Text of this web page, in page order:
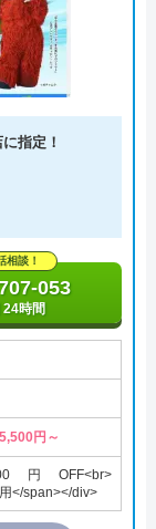
指定！
相談！
053
24時間
円～
円OFF<br>
</span></div>